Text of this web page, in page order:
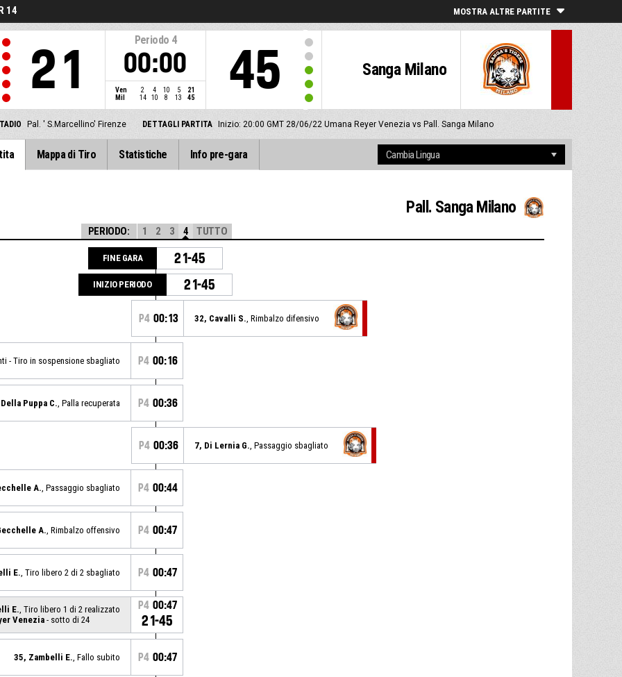
14 MOSTRA ALTRE PARTITE
21
Periodo 4
00:00
Ven 2 4 10 5
21
Mil
14 10 8 13 45
Sanga Milano
45
Pal. ' S.Marcellino' Firenze DETTAGLI PARTITA Inizio: 20:00 GMT 28/06/22 Umana Reyer Venezia vs Pall. Sanga Milano
Mappa di Tiro Statistiche Info pre-gara
Pall. Sanga Milano
PERIODO: 1 2 3 4 TUTTO
FINE GARA 21-45
INIZIO PERIODO 21-45
P4 00:13 32, Cavalli S. , Rimbalzo difensivo
- Tiro in sospensione sbagliato P4 00:16
Puppa C. , Palla recuperata P4 00:36
P4 00:36 7, Di Lernia G. , Passaggio sbagliato
A. , Passaggio sbagliato P4 00:44
A. , Rimbalzo offensivo P4 00:47
E. , Tiro libero 2 di 2 sbagliato P4 00:47
E. , Tiro libero 1 di 2 realizzato
Venezia - sotto di 24
P4 00:47
21-45
35, Zambelli E. , Fallo subito P4 00:47